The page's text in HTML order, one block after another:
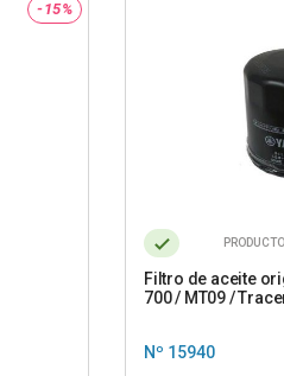
-15%
Filtro de aceite
700 / MT09 /
Nº 15940